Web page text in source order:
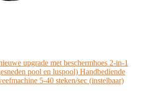
upgrade met beschermhoes 2-in-1
pool en luspool) Handbediende
5-40 steken/sec (instelbaar)